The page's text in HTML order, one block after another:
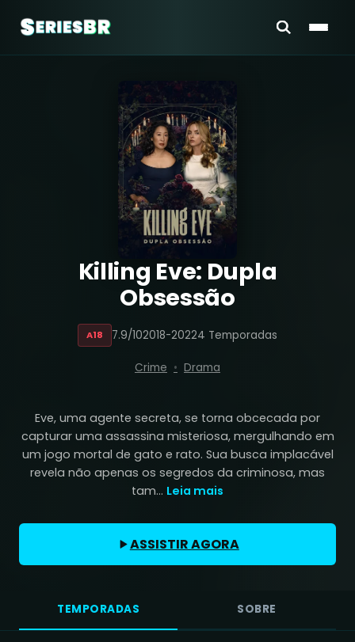
Killing Eve: Dupla
Obsessão
A18 7.9/102018-20224 Temporadas
Crime Drama
Eve, uma agente secreta, se torna obcecada por
capturar uma assassina misteriosa, mergulhando em
um jogo mortal de gato e rato. Sua busca implacável
revela não apenas os segredos da criminosa, mas
tam... Leia mais
ASSISTIR AGORA
TEMPORADAS SOBRE